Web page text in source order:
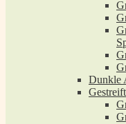
Dunkle